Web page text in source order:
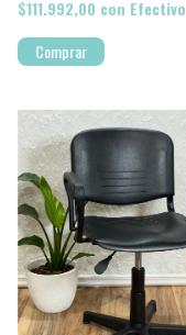
$111.992,00 con Efectivo
Comprar